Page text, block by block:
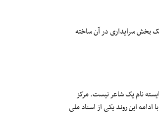
بخش سرایداری در آن ساخته
نام یک شاعر نیست. مرکز
ادامه این روند یکی از اسناد ملی